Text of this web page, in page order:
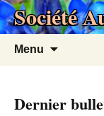
Aller
auSociété
Menu
Dernier